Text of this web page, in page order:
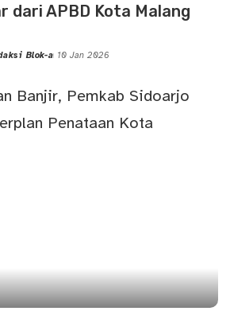
dari APBD Kota Malang
Blok-a 10 Jan 2026